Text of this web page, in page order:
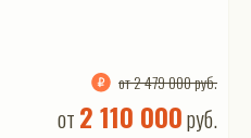
от 2 479 000 руб.
от 2 110 000руб.